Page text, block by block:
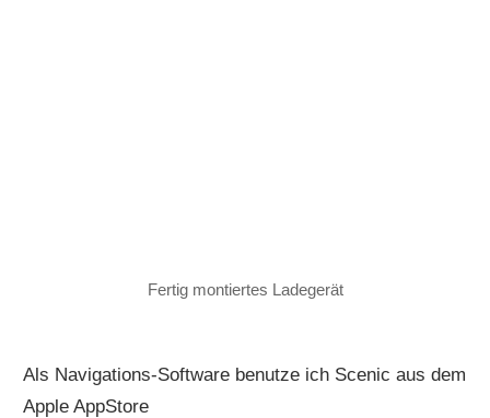
Fertig montiertes Ladegerät
Als Navigations-Software benutze ich Scenic aus dem
Apple AppStore